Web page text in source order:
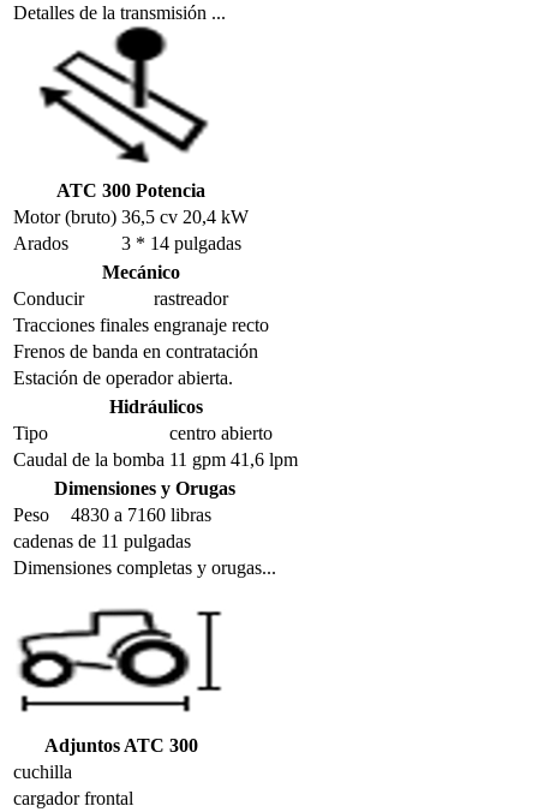
Detalles de la transmisión ...
ATC 300 Potencia
Motor (bruto) 36,5 cv 20,4 kW
Arados
3 * 14 pulgadas
Mecánico
Conducir
rastreador
Tracciones finales engranaje recto
Frenos de banda en contratación
Estación de operador abierta.
Hidráulicos
Tipo
centro abierto
Caudal de la bomba 11 gpm 41,6 lpm
Dimensiones y Orugas
Peso
4830 a 7160 libras
cadenas de 11 pulgadas
Dimensiones completas y orugas...
Adjuntos ATC 300
cuchilla
cargador frontal